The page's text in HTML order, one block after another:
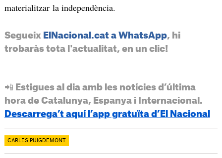
materialitzar la independència.
Segueix ElNacional.cat a WhatsApp, hi
trobaràs tota l'actualitat, en un clic!
📲 Estigues al dia amb les notícies d’última
hora de Catalunya, Espanya i Internacional.
Descarrega’t aquí l’app gratuïta d’El Nacional
CARLES PUIGDEMONT